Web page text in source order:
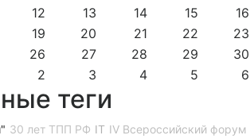
12 13 14 15
16
19 20 21 22
23
26 27 28 29
30
2 3 4 5 6
теги
30 лет ТПП РФ IT IV Всероссийский форум